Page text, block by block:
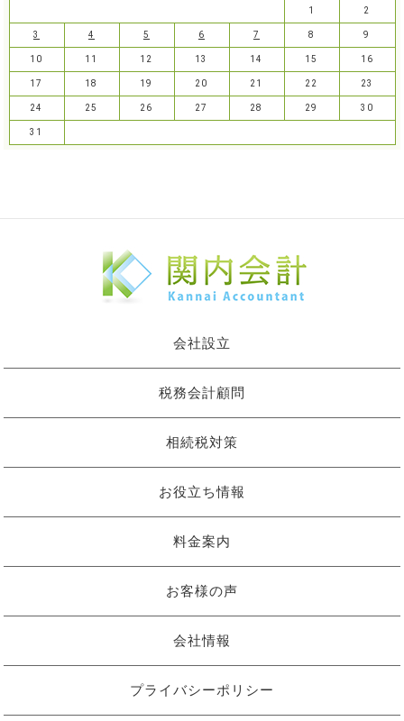
1 2
3 4 5 6 7 8 9
10 11 12 13 14 15 16
17 18 19 20 21 22 23
24 25 26 27 28 29 30
31
会社設立
税務会計顧問
相続税対策
お役立ち情報
料金案内
お客様の声
会社情報
プライバシーポリシー